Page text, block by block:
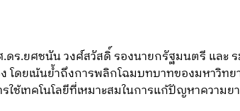
ร.ยศชนัน วงศ์สวัสดิ์ รองนายกรัฐมนตรี และ ร
ดยเน้นย้ำถึงการพลิกโฉมบทบาทของมหาวิทย
ช้เทคโนโลยีที่เหมาะสมในการแก้ปัญหาความย